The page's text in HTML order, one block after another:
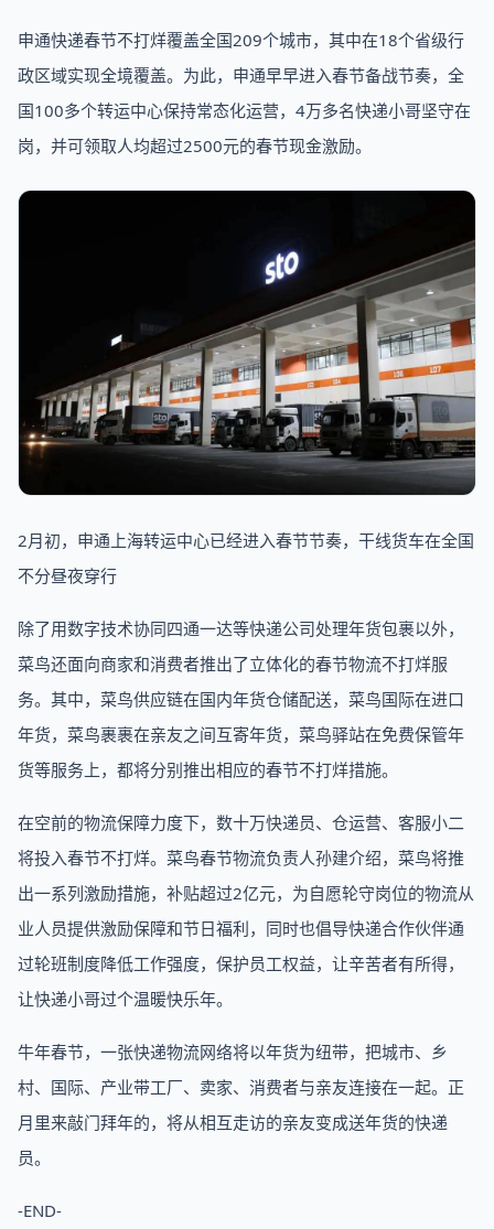
申通快递春节不打烊覆盖全国209个城市，其中在18个省级行
政区域实现全境覆盖。为此，申通早早进入春节备战节奏，全
国100多个转运中心保持常态化运营，4万多名快递小哥坚守在
岗，并可领取人均超过2500元的春节现金激励。
2月初，申通上海转运中心已经进入春节节奏，干线货车在全国
不分昼夜穿行
除了用数字技术协同四通一达等快递公司处理年货包裹以外，
菜鸟还面向商家和消费者推出了立体化的春节物流不打烊服
务。其中，菜鸟供应链在国内年货仓储配送，菜鸟国际在进口
年货，菜鸟裹裹在亲友之间互寄年货，菜鸟驿站在免费保管年
货等服务上，都将分别推出相应的春节不打烊措施。
在空前的物流保障力度下，数十万快递员、仓运营、客服小二
将投入春节不打烊。菜鸟春节物流负责人孙建介绍，菜鸟将推
出一系列激励措施，补贴超过2亿元，为自愿轮守岗位的物流从
业人员提供激励保障和节日福利，同时也倡导快递合作伙伴通
过轮班制度降低工作强度，保护员工权益，让辛苦者有所得，
让快递小哥过个温暖快乐年。
牛年春节，一张快递物流网络将以年货为纽带，把城市、乡
村、国际、产业带工厂、卖家、消费者与亲友连接在一起。正
月里来敲门拜年的，将从相互走访的亲友变成送年货的快递
员。
-END-